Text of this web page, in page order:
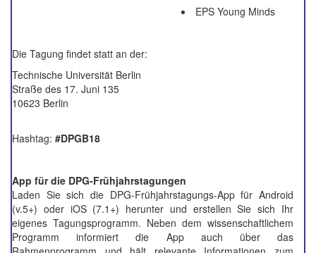
EPS Young Minds
Die Tagung findet statt an der:
Technische Universität Berlin
Straße des 17. Juni 135
10623 Berlin
Hashtag: #DPGB18
App für die DPG-Frühjahrstagungen
Laden Sie sich die DPG-Frühjahrstagungs-App für Android
(v.5+) oder iOS (7.1+) herunter und erstellen Sie sich Ihr
eigenes Tagungsprogramm. Neben dem wissenschaftlichem
Programm informiert die App auch über das